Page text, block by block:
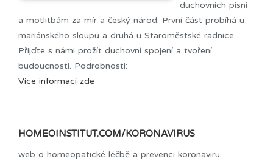
duchovních písní
a motlitbám za mír a český národ. První část probíhá u
mariánského sloupu a druhá u Staroměstské radnice.
Přijďte s námi prožít duchovní spojení a tvoření
budoucnosti. Podrobnosti:
Více informací zde
HOMEOINSTITUT.COM/KORONAVIRUS
web o homeopatické léčbě a prevenci koronaviru